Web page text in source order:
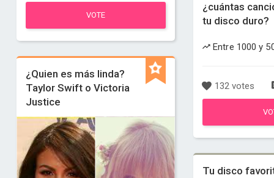
VOTE
¿Quien es más linda?
Taylor Swift o Victoria
Justice
¿cuántas
tu disco duro?
Entre 1000 y
132 votes
Tu disco